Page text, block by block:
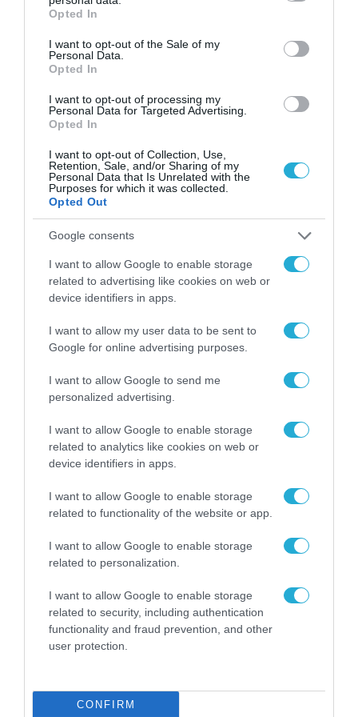
grant or deny consent to Google and its third-party tags to
use your data for below specified purposes in below Google
consent section.
Opted In
I want to opt-out of the Sale of my
Personal Data.
Opted In
I want to opt-out of processing my
Personal Data for Targeted Advertising.
Opted In
I want to opt-out of Collection, Use,
Retention, Sale, and/or Sharing of my
Personal Data that Is Unrelated with the
Purposes for which it was collected.
Opted Out
Google consents
I want to allow Google to enable storage
related to advertising like cookies on web or
device identifiers in apps.
I want to allow my user data to be sent to
Google for online advertising purposes.
I want to allow Google to send me
personalized advertising.
I want to allow Google to enable storage
related to analytics like cookies on web or
device identifiers in apps.
I want to allow Google to enable storage
related to functionality of the website or app.
I want to allow Google to enable storage
related to personalization.
I want to allow Google to enable storage
related to security, including authentication
functionality and fraud prevention, and other
user protection.
CONFIRM
ΕΡΓΑ - ΔΙΑΓΩΝΙΣΜΟΙ
ΠΛΗΡΟΦΟΡΙΚΗ
Η Cosmos Business Systems ολοκλήρωσε
έργο Τεχνητής Νοημοσύνης του Εθνικού
Τυπογραφείου για τη διασύνδεσή του με